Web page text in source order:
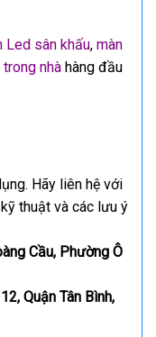
Led sân khấu, màn
nhà hàng đầu
Hãy liên hệ với
thuật và các lưu ý
Cầu, Phường Ô
Quận Tân Bình,